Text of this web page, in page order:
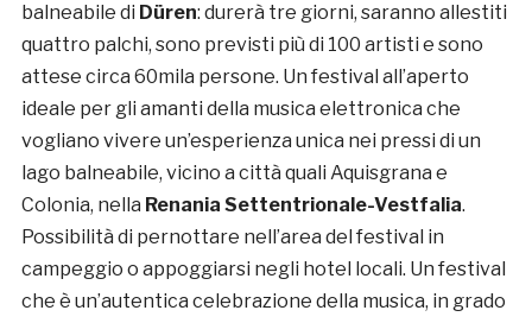
balneabile di Düren: durerà tre giorni, saranno allestiti
quattro palchi, sono previsti più di 100 artisti e sono
attese circa 60mila persone. Un festival all’aperto
ideale per gli amanti della musica elettronica che
vogliano vivere un’esperienza unica nei pressi di un
lago balneabile, vicino a città quali Aquisgrana e
Colonia, nella Renania Settentrionale-Vestfalia.
Possibilità di pernottare nell’area del festival in
campeggio o appoggiarsi negli hotel locali. Un festival
che è un’autentica celebrazione della musica, in grado